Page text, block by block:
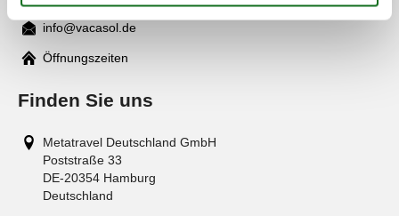
Mail
info@vacasol.de
Öffnungszeiten
Finden Sie uns
Metatravel Deutschland GmbH
Poststraße 33
DE-20354 Hamburg
Deutschland